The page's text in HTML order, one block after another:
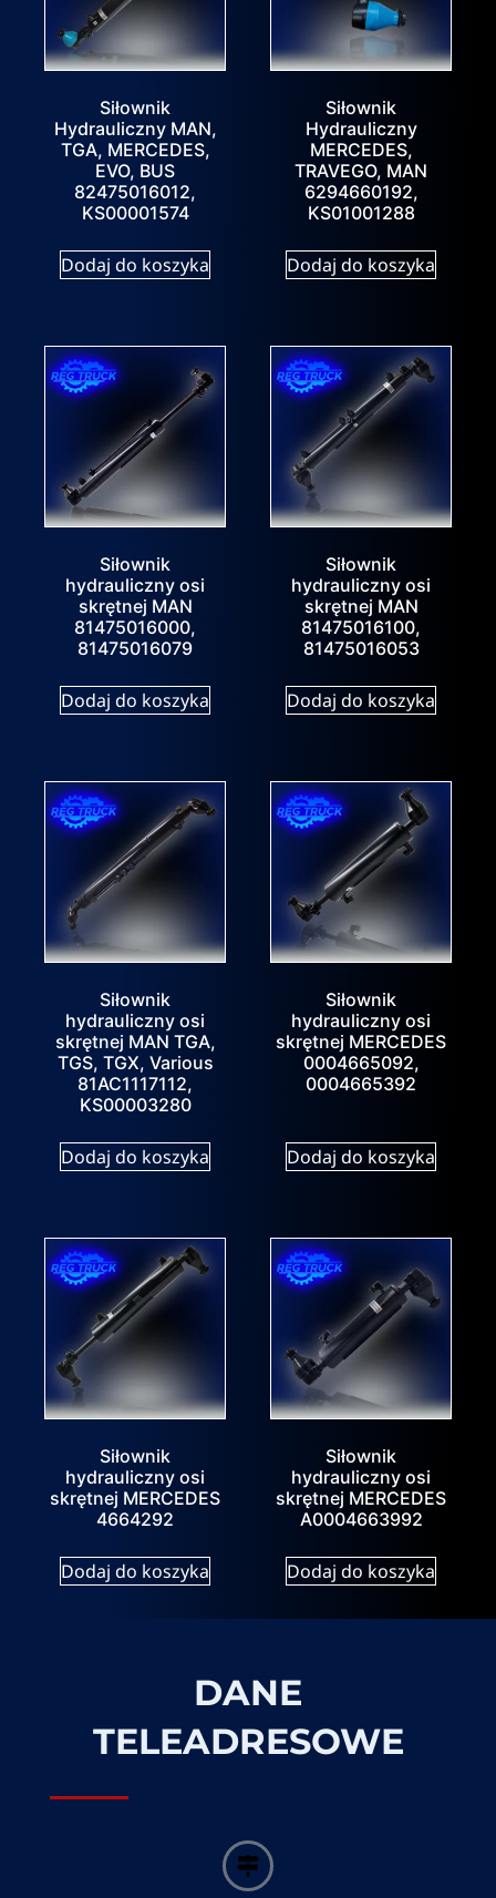
Siłownik
Hydrauliczny MAN,
TGA, MERCEDES,
EVO, BUS
82475016012,
KS00001574
Dodaj do koszyka
Siłownik
Hydrauliczny
MERCEDES,
TRAVEGO, MAN
6294660192,
KS01001288
Dodaj do koszyka
Siłownik
hydrauliczny osi
skrętnej MAN
81475016000,
81475016079
Dodaj do koszyka
Siłownik
hydrauliczny osi
skrętnej MAN
81475016100,
81475016053
Dodaj do koszyka
Siłownik
hydrauliczny osi
skrętnej MAN TGA,
TGS, TGX, Various
81AC1117112,
KS00003280
Dodaj do koszyka
Siłownik
hydrauliczny osi
skrętnej MERCEDES
0004665092,
0004665392
Dodaj do koszyka
Siłownik
hydrauliczny osi
skrętnej MERCEDES
4664292
Dodaj do koszyka
Siłownik
hydrauliczny osi
skrętnej MERCEDES
A0004663992
Dodaj do koszyka
DANE
TELEADRESOWE